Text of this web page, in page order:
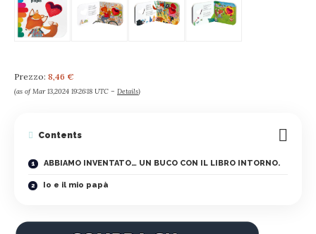
Prezzo: 8,46 €
(as of Mar 13,2024 19:26:18 UTC – Details)
Contents
ABBIAMO INVENTATO… UN BUCO CON IL LIBRO INTORNO.
Io e il mio papà